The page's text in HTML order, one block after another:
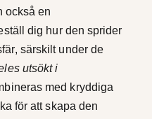
också en
dig hur den sprider
särskilt under de
utsökt i
med kryddiga
för att skapa den